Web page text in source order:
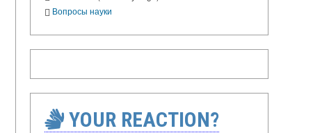
Вопросы науки
YOUR REACTION?